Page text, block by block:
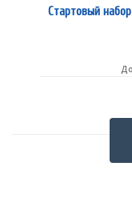
Стартовый